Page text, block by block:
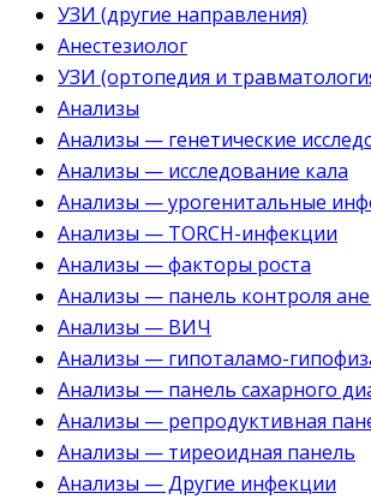
УЗИ (другие направления)
Анестезиолог
УЗИ (ортопедия и
Анализы
Анализы — генетические
Анализы — исследование кала
Анализы — урогенитальные
Анализы — TORCH-инфекции
Анализы — факторы роста
Анализы — панель контроля
Анализы — ВИЧ
Анализы — гипоталамо-
Анализы — панель сахарного
Анализы — репродуктивная
Анализы — тиреоидная панель
Анализы — Другие инфекции